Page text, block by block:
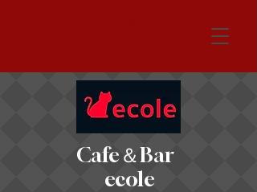
Cafe＆Bar
ecole